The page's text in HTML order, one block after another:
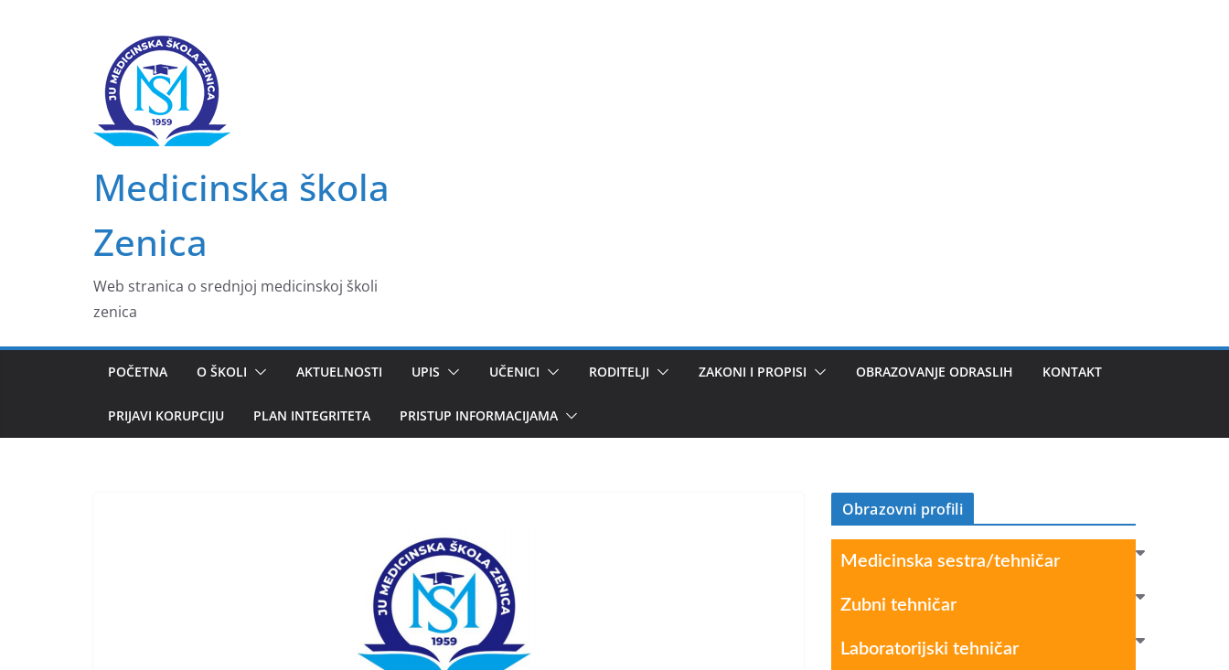
Medicinska škola
Zenica
Web stranica o srednjoj medicinskoj školi
zenica
POČETNA O ŠKOLI AKTUELNOSTI UPIS UČENICI RODITELJI ZAKONI I PROPISI OBRAZOVANJE ODRASLIH KONTAKT
PRIJAVI KORUPCIJU PLAN INTEGRITETA PRISTUP INFORMACIJAMA
Obrazovni profili
Medicinska sestra/tehničar
Zubni tehničar
Laboratorijski tehničar